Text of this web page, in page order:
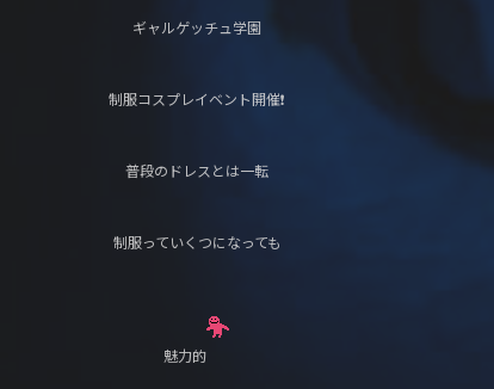
ギャルゲッチュ学園
制服コスプレイベント開催❗️
普段のドレスとは一転
制服っていくつになっても
魅力的